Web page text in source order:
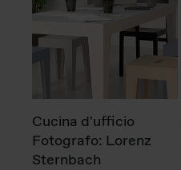
Cucina d'ufficio
Fotografo: Lorenz
Sternbach